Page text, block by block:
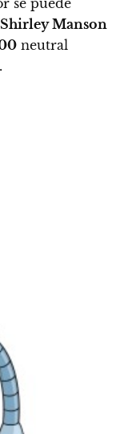
Shirley Manson
neutral